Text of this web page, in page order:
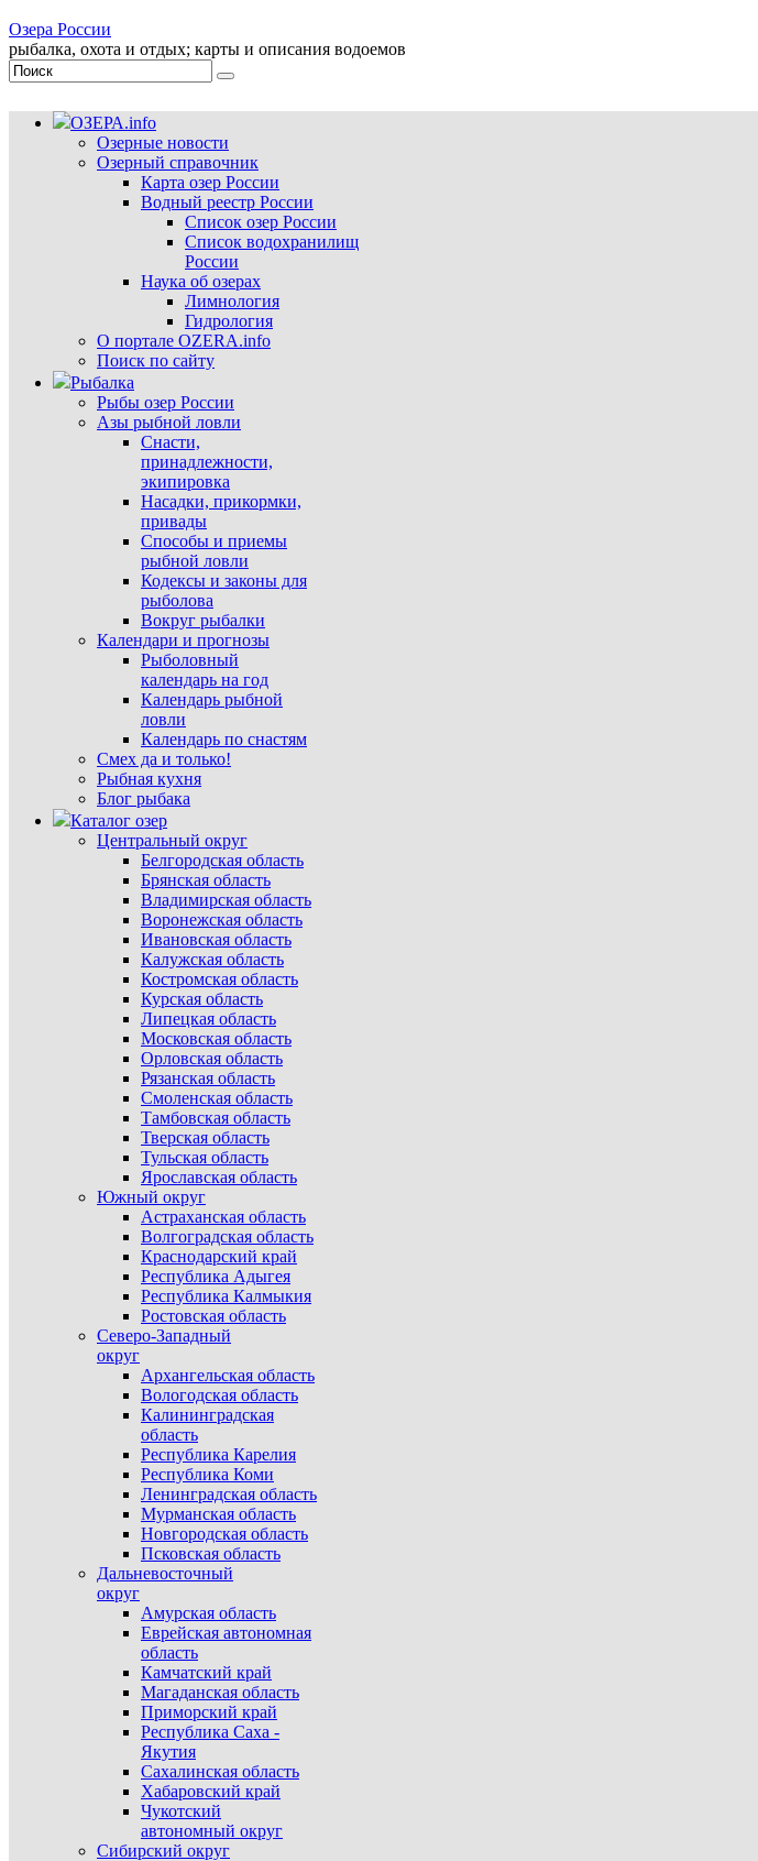
Озера России
рыбалка, охота и отдых; карты и описания водоемов
ОЗЕРА.info
Озерные новости
Озерный справочник
Карта озер России
Водный реестр России
Список озер России
Список водохранилищ
России
Наука об озерах
Лимнология
Гидрология
О портале OZERA.info
Поиск по сайту
Рыбалка
Рыбы озер России
Азы рыбной ловли
Снасти,
принадлежности,
экипировка
Насадки, прикормки,
привады
Способы и приемы
рыбной ловли
Кодексы и законы для
рыболова
Вокруг рыбалки
Календари и прогнозы
Рыболовный
календарь на год
Календарь рыбной
ловли
Календарь по снастям
Смех да и только!
Рыбная кухня
Блог рыбака
Каталог озер
Центральный округ
Белгородская область
Брянская область
Владимирская область
Воронежская область
Ивановская область
Калужская область
Костромская область
Курская область
Липецкая область
Московская область
Орловская область
Рязанская область
Смоленская область
Тамбовская область
Тверская область
Тульская область
Ярославская область
Южный округ
Астраханская область
Волгоградская область
Краснодарский край
Республика Адыгея
Республика Калмыкия
Ростовская область
Северо-Западный
округ
Архангельская область
Вологодская область
Калининградская
область
Республика Карелия
Республика Коми
Ленинградская область
Мурманская область
Новгородская область
Псковская область
Дальневосточный
округ
Амурская область
Еврейская автономная
область
Камчатский край
Магаданская область
Приморский край
Республика Саха -
Якутия
Сахалинская область
Хабаровский край
Чукотский
автономный округ
Сибирский округ